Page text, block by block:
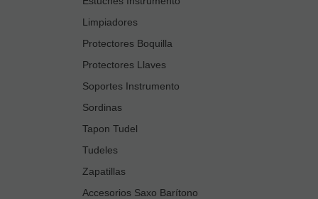
Limpiadores
Protectores Boquilla
Protectores Llaves
Soportes Instrumento
Sordinas
Tapon Tudel
Tudeles
Zapatillas
Accesorios Saxo Barítono